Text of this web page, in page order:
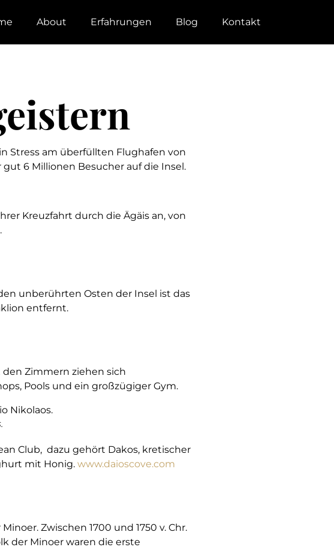
About Erfahrungen Blog Kontakt
Stress am überfüllten Flughafen von
6 Millionen Besucher auf die Insel.
Kreuzfahrt durch die Ägäis an, von
unberührten Osten der Insel ist das
entfernt.
Zimmern ziehen sich
Pools und ein großzügiger Gym.
Club, dazu gehört Dakos, kretischer
mit Honig. www.daioscove.com
Zwischen 1700 und 1750 v. Chr.
der Minoer waren die erste